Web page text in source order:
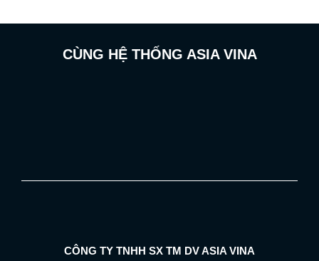
CÙNG HỆ THỐNG ASIA VINA
CÔNG TY TNHH SX TM DV ASIA VINA